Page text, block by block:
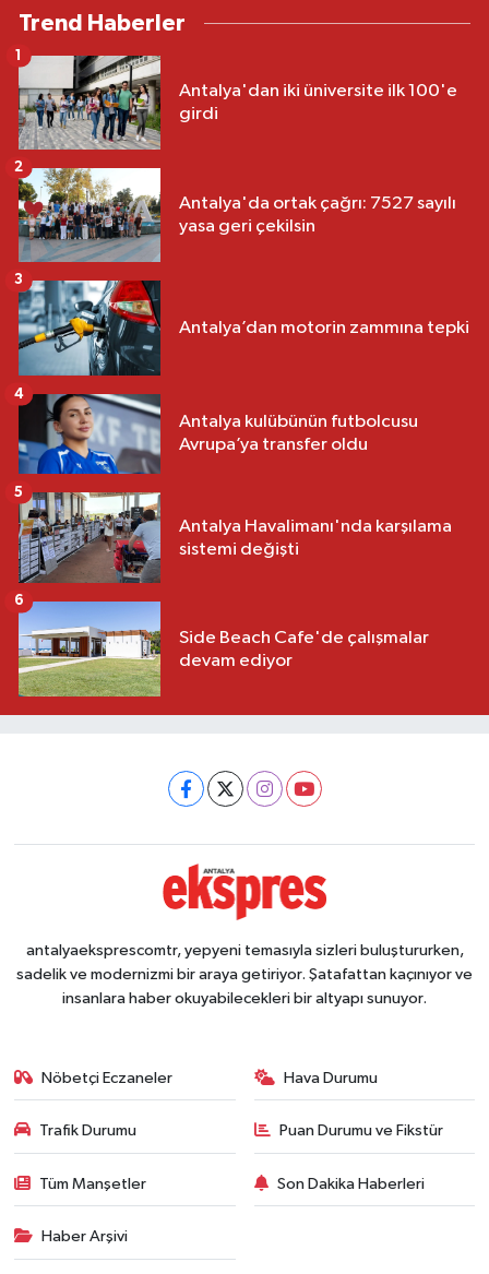
Trend Haberler
Antalya'dan iki üniversite ilk 100'e
girdi
1
Antalya'da ortak çağrı: 7527 sayılı
yasa geri çekilsin
2
Antalya’dan motorin zammına tepki
3
Antalya kulübünün futbolcusu
Avrupa’ya transfer oldu
4
Antalya Havalimanı'nda karşılama
sistemi değişti
5
Side Beach Cafe'de çalışmalar
devam ediyor
6
antalyaeksprescomtr, yepyeni temasıyla sizleri buluştururken,
sadelik ve modernizmi bir araya getiriyor. Şatafattan kaçınıyor ve
insanlara haber okuyabilecekleri bir altyapı sunuyor.
Nöbetçi Eczaneler Hava Durumu
Trafik Durumu Puan Durumu ve Fikstür
Tüm Manşetler Son Dakika Haberleri
Haber Arşivi